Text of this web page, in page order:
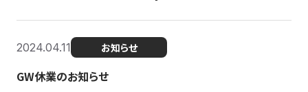
2024.04.11 お知らせ
GW休業のお知らせ